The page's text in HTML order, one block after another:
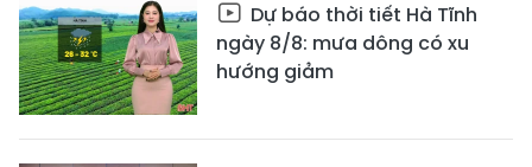
Dự báo thời tiết Hà Tĩnh
ngày 8/8: mưa dông có xu
hướng giảm